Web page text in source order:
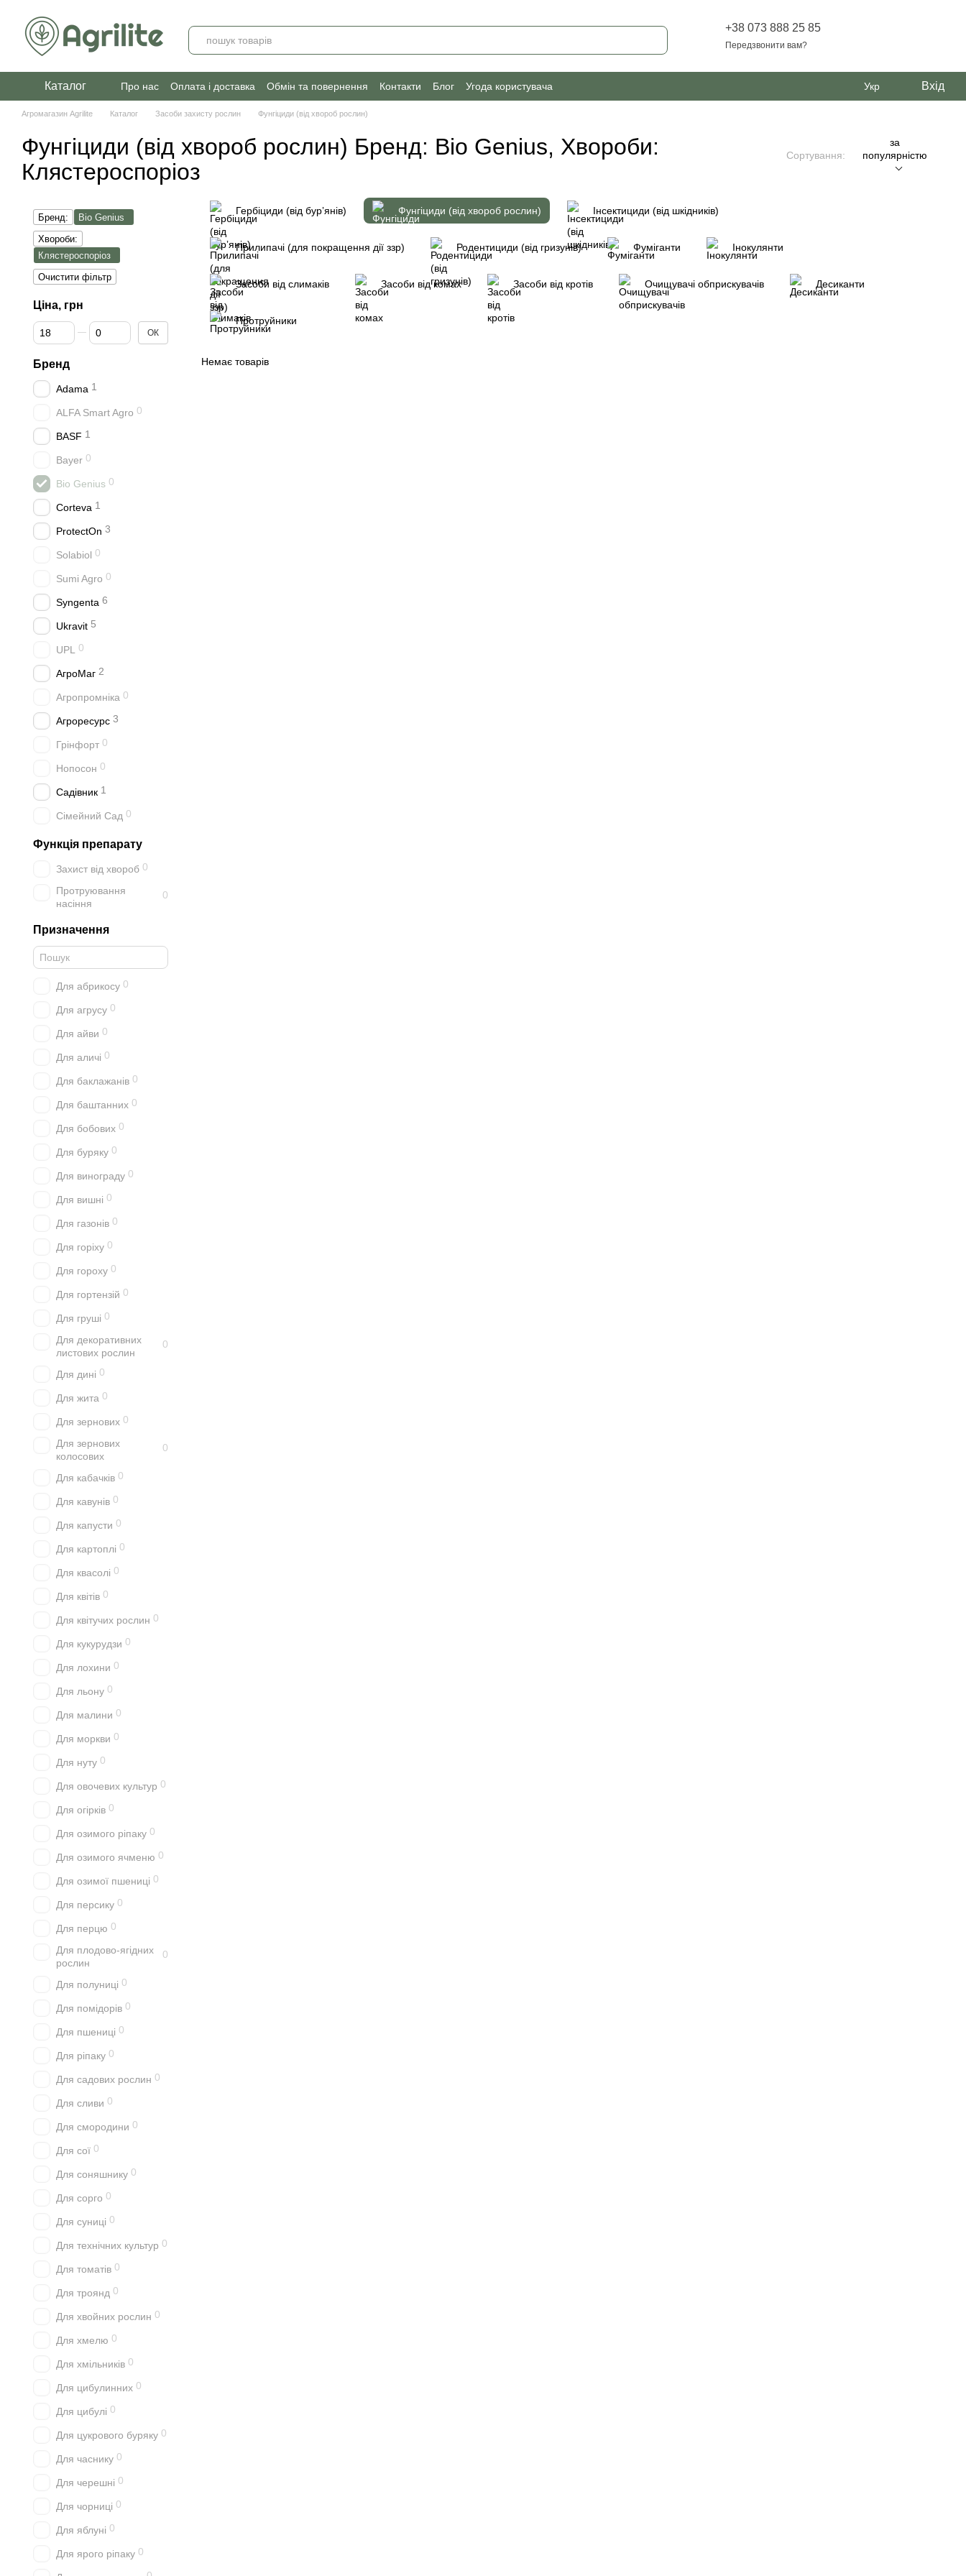
+38 073 888 25 85
Передзвонити вам?
Каталог Про нас Оплата і доставка Обмін та повернення Контакти Блог Угода користувача Укр Вхід
Агромагазин Agrilite Каталог Засоби захисту рослин Фунгіциди (від хвороб рослин)
Фунгіциди (від хвороб рослин) Бренд: Bio Genius, Хвороби:
Клястероспоріоз
Сортування:
за
популярністю
Гербіциди (від бурʼянів) Фунгіциди (від хвороб рослин) Інсектициди (від шкідників)
Прилипачі (для покращення дії ззр) Родентициди (від гризунів) Фуміганти Інокулянти
Засоби від слимаків Засоби від комах Засоби від кротів Очищувачі обприскувачів Десиканти
Протруйники
Немає товарів
Бренд:
Bio Genius
Хвороби:
Клястероспоріоз
Очистити фільтр
Ціна, грн
Від Ціна, грн
До Ціна, грн ОК
Бренд
Adama 1
ALFA Smart Agro 0
BASF 1
Bayer 0
Bio Genius 0
Corteva 1
ProtectOn 3
Solabiol 0
Sumi Agro 0
Syngenta 6
Ukravit 5
UPL 0
АгроМаг 2
Агропромніка 0
Агроресурс 3
Грінфорт 0
Нопосон 0
Садівник 1
Сімейний Сад 0
Функція препарату
Захист від хвороб 0
Протруювання
насіння
0
Призначення
Для абрикосу 0
Для агрусу 0
Для айви 0
Для аличі 0
Для баклажанів 0
Для баштанних 0
Для бобових 0
Для буряку 0
Для винограду 0
Для вишні 0
Для газонів 0
Для горіху 0
Для гороху 0
Для гортензій 0
Для груші 0
Для декоративних
листових рослин
0
Для дині 0
Для жита 0
Для зернових 0
Для зернових
колосових
0
Для кабачків 0
Для кавунів 0
Для капусти 0
Для картоплі 0
Для квасолі 0
Для квітів 0
Для квітучих рослин 0
Для кукурудзи 0
Для лохини 0
Для льону 0
Для малини 0
Для моркви 0
Для нуту 0
Для овочевих культур 0
Для огірків 0
Для озимого ріпаку 0
Для озимого ячменю 0
Для озимої пшениці 0
Для персику 0
Для перцю 0
Для плодово-ягідних
рослин
0
Для полуниці 0
Для помідорів 0
Для пшениці 0
Для ріпаку 0
Для садових рослин 0
Для сливи 0
Для смородини 0
Для сої 0
Для соняшнику 0
Для сорго 0
Для суниці 0
Для технічних культур 0
Для томатів 0
Для троянд 0
Для хвойних рослин 0
Для хмелю 0
Для хмільників 0
Для цибулинних 0
Для цибулі 0
Для цукрового буряку 0
Для часнику 0
Для черешні 0
Для чорниці 0
Для яблуні 0
Для ярого ріпаку 0